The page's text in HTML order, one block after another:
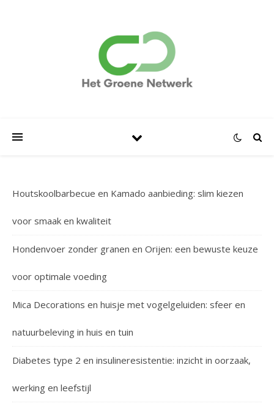
Houtskoolbarbecue en Kamado aanbieding: slim kiezen
voor smaak en kwaliteit
Hondenvoer zonder granen en Orijen: een bewuste keuze
voor optimale voeding
Mica Decorations en huisje met vogelgeluiden: sfeer en
natuurbeleving in huis en tuin
Diabetes type 2 en insulineresistentie: inzicht in oorzaak,
werking en leefstijl